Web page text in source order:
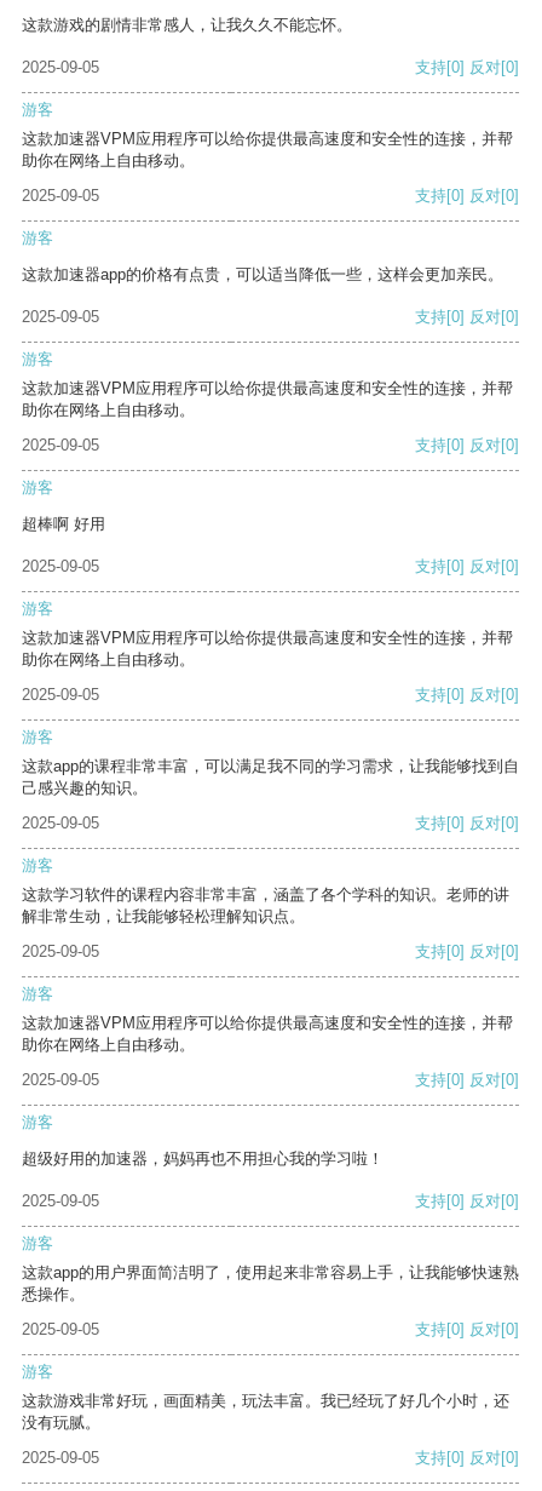
这款游戏的剧情非常感人，让我久久不能忘怀。
2025-09-05 支持[0] 反对[0]
游客
这款加速器VPM应用程序可以给你提供最高速度和安全性的连接，并帮
助你在网络上自由移动。
2025-09-05
支持[0] 反对[0]
游客
这款加速器app的价格有点贵，可以适当降低一些，这样会更加亲民。
2025-09-05 支持[0] 反对[0]
游客
这款加速器VPM应用程序可以给你提供最高速度和安全性的连接，并帮
助你在网络上自由移动。
2025-09-05
支持[0] 反对[0]
游客
超棒啊 好用
2025-09-05 支持[0] 反对[0]
游客
这款加速器VPM应用程序可以给你提供最高速度和安全性的连接，并帮
助你在网络上自由移动。
2025-09-05
支持[0] 反对[0]
游客
这款app的课程非常丰富，可以满足我不同的学习需求，让我能够找到自
己感兴趣的知识。
2025-09-05
支持[0] 反对[0]
游客
这款学习软件的课程内容非常丰富，涵盖了各个学科的知识。老师的讲
解非常生动，让我能够轻松理解知识点。
2025-09-05
支持[0] 反对[0]
游客
这款加速器VPM应用程序可以给你提供最高速度和安全性的连接，并帮
助你在网络上自由移动。
2025-09-05
支持[0] 反对[0]
游客
超级好用的加速器，妈妈再也不用担心我的学习啦！
2025-09-05 支持[0] 反对[0]
游客
这款app的用户界面简洁明了，使用起来非常容易上手，让我能够快速熟
悉操作。
2025-09-05
支持[0] 反对[0]
游客
这款游戏非常好玩，画面精美，玩法丰富。我已经玩了好几个小时，还
没有玩腻。
2025-09-05
支持[0] 反对[0]